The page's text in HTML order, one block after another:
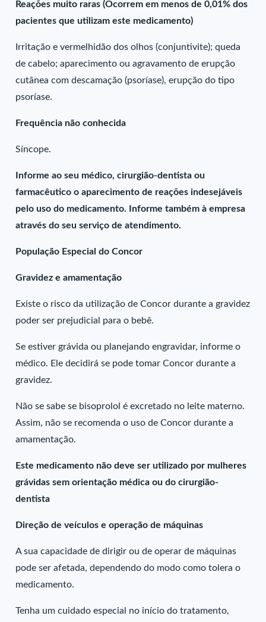
Reações muito raras (Ocorrem em menos de 0,01% dos
pacientes que utilizam este medicamento)
Irritação e vermelhidão dos olhos (conjuntivite); queda
de cabelo; aparecimento ou agravamento de erupção
cutânea com descamação (psoríase), erupção do tipo
psoríase.
Frequência não conhecida
Síncope.
Informe ao seu médico, cirurgião-dentista ou
farmacêutico o aparecimento de reações indesejáveis
pelo uso do medicamento. Informe também à empresa
através do seu serviço de atendimento.
População Especial do Concor
Gravidez e amamentação
Existe o risco da utilização de Concor durante a gravidez
poder ser prejudicial para o bebê.
Se estiver grávida ou planejando engravidar, informe o
médico. Ele decidirá se pode tomar Concor durante a
gravidez.
Não se sabe se bisoprolol é excretado no leite materno.
Assim, não se recomenda o uso de Concor durante a
amamentação.
Este medicamento não deve ser utilizado por mulheres
grávidas sem orientação médica ou do cirurgião-
dentista
Direção de veículos e operação de máquinas
A sua capacidade de dirigir ou de operar de máquinas
pode ser afetada, dependendo do modo como tolera o
medicamento.
Tenha um cuidado especial no início do tratamento,